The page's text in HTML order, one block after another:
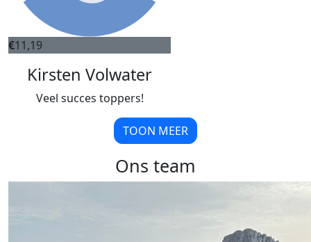
€11,19
Kirsten Volwater
Veel succes toppers!
TOON MEER
Ons team